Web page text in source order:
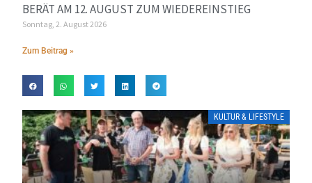
BERÄT AM 12. AUGUST ZUM WIEDEREINSTIEG
Sonntag, 2. August 2026
Zum Beitrag »
KULTUR & LIFESTYLE